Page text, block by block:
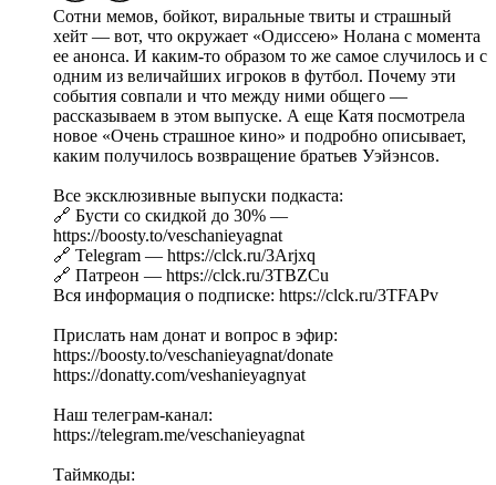
Сотни мемов, бойкот, виральные твиты и страшный
хейт — вот, что окружает «Одиссею» Нолана с момента
ее анонса. И каким-то образом то же самое случилось и с
одним из величайших игроков в футбол. Почему эти
события совпали и что между ними общего —
рассказываем в этом выпуске. А еще Катя посмотрела
новое «Очень страшное кино» и подробно описывает,
каким получилось возвращение братьев Уэйэнсов.
Все эксклюзивные выпуски подкаста:
🔗 Бусти со скидкой до 30% —
https://boosty.to/veschanieyagnat
🔗 Telegram — https://clck.ru/3Arjxq
🔗 Патреон — https://clck.ru/3TBZCu
Вся информация о подписке: https://clck.ru/3TFAPv
Прислать нам донат и вопрос в эфир:
https://boosty.to/veschanieyagnat/donate
https://donatty.com/veshanieyagnyat
Наш телеграм-канал:
https://telegram.me/veschanieyagnat
Таймкоды: